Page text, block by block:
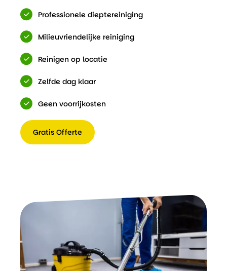
Professionele dieptereiniging
Milieuvriendelijke reiniging
Reinigen op locatie
Zelfde dag klaar
Geen voorrijkosten
Gratis Offerte